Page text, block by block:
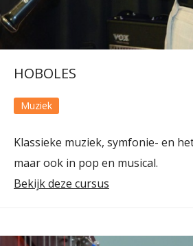
HOBOLES
Muziek
Klassieke muziek, symfonie- en
maar ook in pop en musical.
Bekijk deze cursus